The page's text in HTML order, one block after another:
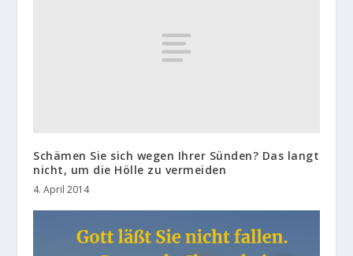
Schämen Sie sich wegen Ihrer Sünden? Das langt
nicht, um die Hölle zu vermeiden
4. April 2014